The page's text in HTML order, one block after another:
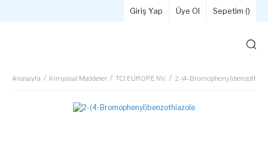
Giriş Yap Üye Ol Sepetim ()
Anasayfa Kimyasal Maddeler TCI EUROPE NV. 2-(4-